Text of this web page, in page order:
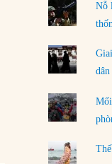
rủi ro
02/08/
Làm thế
01/08/
Chiến lược
31/07/2026
Trật tự thế
phải chịu
Nỗ